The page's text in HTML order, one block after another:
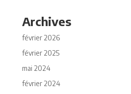
Archives
février 2026
février 2025
mai 2024
février 2024